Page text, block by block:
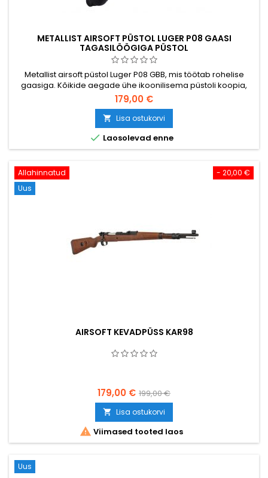
METALLIST AIRSOFT PÜSTOL LUGER P08 GAASI
TAGASILÖÖGIGA PÜSTOL
Metallist airsoft püstol Luger P08 GBB, mis töötab rohelise
gaasiga. Kõikide aegade ühe ikoonilisema püstoli koopia,
valmistatud Taiwanis, täielikult metallist, raske ja vastupidav.
179,00 €
 Lisa ostukorvi
 Laosolevad enne
- 20,00 €
Allahinnatud
Uus
AIRSOFT KEVADPÜSS KAR98
179,00 € 199,00 €
 Lisa ostukorvi
 Viimased tooted laos
Uus